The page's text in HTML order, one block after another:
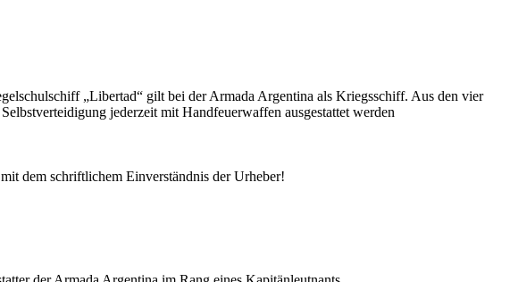
Libertad
gilt bei der Armada Argentina als Kriegsschiff. Aus den vier
jederzeit mit Handfeuerwaffen ausgestattet werden
dem schriftlichem Einverständnis der Urheber!